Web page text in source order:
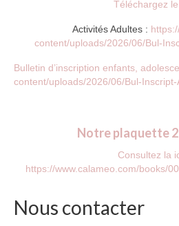
Téléchargez
Activités Adultes :
content/uploads/2026/06/Bul-
Bulletin d’inscription enfants,
content/uploads/2026/06/Bul-
Notre plaquette
Consultez la
https://www.calameo.com/books/
Nous contacter